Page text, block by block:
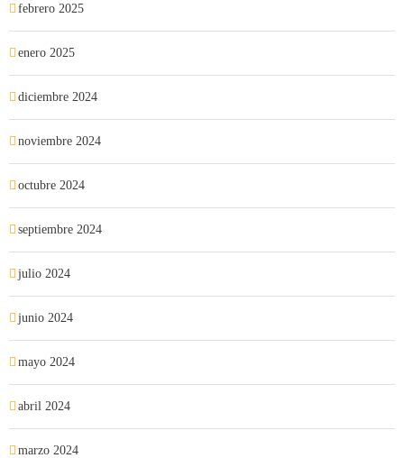
febrero 2025
enero 2025
diciembre 2024
noviembre 2024
octubre 2024
septiembre 2024
julio 2024
junio 2024
mayo 2024
abril 2024
marzo 2024